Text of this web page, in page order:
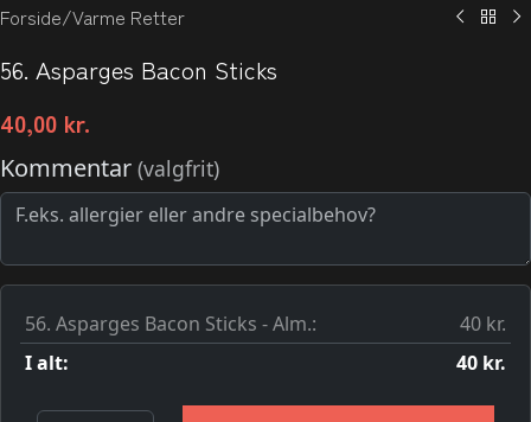
Forside/Varme Retter
56. Asparges Bacon Sticks
40,00 kr.